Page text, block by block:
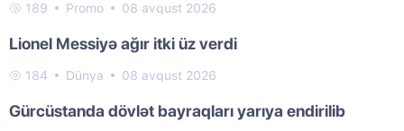
189 Promo 08 avqust 2026
Lionel Messiyə ağır itki üz verdi
184 Dünya 08 avqust 2026
Gürcüstanda dövlət bayraqları yarıya endirilib